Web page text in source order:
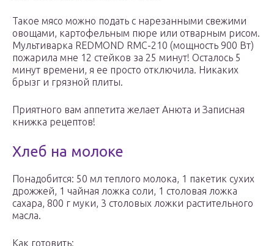
Такое мясо можно подать с нарезанными свежими
овощами, картофельным пюре или отварным рисом.
Мультиварка REDMOND RMC-210 (мощность 900 Вт)
пожарила мне 12 стейков за 25 минут! Осталось 5
минут времени, я ее просто отключила. Никаких
брызг и грязной плиты.
Приятного вам аппетита желает Анюта и Записная
книжка рецептов!
Хлеб на молоке
Понадобится: 50 мл теплого молока, 1 пакетик сухих
дрожжей, 1 чайная ложка соли, 1 столовая ложка
сахара, 800 г муки, 3 столовых ложки растительного
масла.
Как готовить: